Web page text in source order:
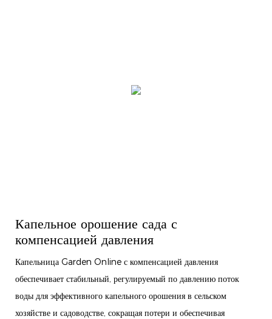
Капельное орошение сада с
компенсацией давления
Капельница Garden Online с компенсацией давления
обеспечивает стабильный, регулируемый по давлению поток
воды для эффективного капельного орошения в сельском
хозяйстве и садоводстве, сокращая потери и обеспечивая